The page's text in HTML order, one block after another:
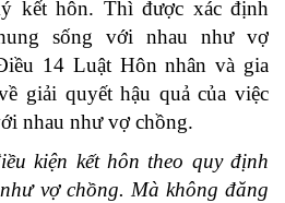
kết hôn. Thì được xác định
sống với nhau như vợ
14 Luật Hôn nhân và gia
giải quyết hậu quả của việc
nhau như vợ chồng.
kiện kết hôn theo quy định
vợ chồng. Mà không đăng